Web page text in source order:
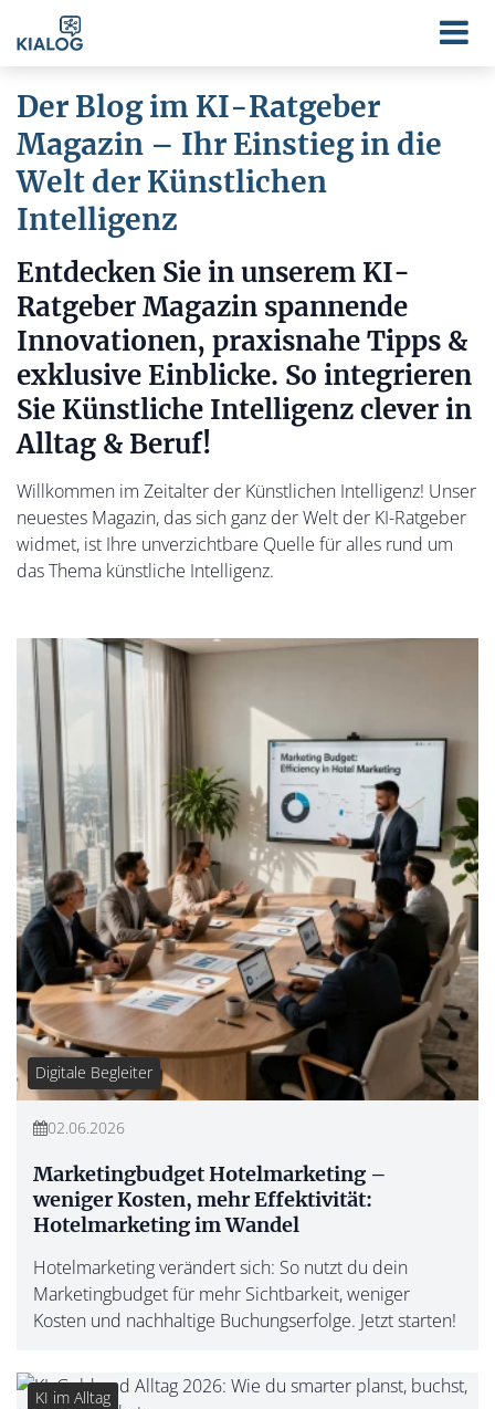
Der Blog im KI-Ratgeber
Magazin – Ihr Einstieg in die
Welt der Künstlichen
Intelligenz
Entdecken Sie in unserem KI-
Ratgeber Magazin spannende
Innovationen, praxisnahe Tipps &
exklusive Einblicke. So integrieren
Sie Künstliche Intelligenz clever in
Alltag & Beruf!
Willkommen im Zeitalter der Künstlichen Intelligenz! Unser
neuestes Magazin, das sich ganz der Welt der KI-Ratgeber
widmet, ist Ihre unverzichtbare Quelle für alles rund um
das Thema künstliche Intelligenz.
Digitale Begleiter
02.06.2026
Marketingbudget Hotelmarketing –
weniger Kosten, mehr Effektivität:
Hotelmarketing im Wandel
Hotelmarketing verändert sich: So nutzt du dein
Marketingbudget für mehr Sichtbarkeit, weniger
Kosten und nachhaltige Buchungserfolge. Jetzt starten!
KI im Alltag